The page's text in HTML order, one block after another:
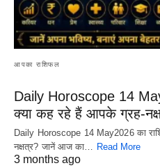
आपका राशिफल
Daily Horoscope 14
क्या कह रहे हैं आपके ग्रह-
Daily Horoscope 14 May2026 का
नक्षत्र? जानें आज का… Read More
3 months ago